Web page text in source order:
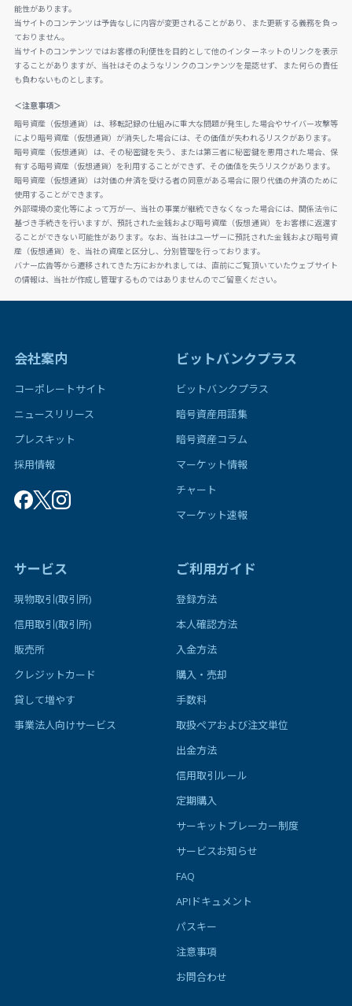
能性があります。
当サイトのコンテンツは予告なしに内容が変更されることがあり、また更新する義務を負っ
ておりません。
当サイトのコンテンツではお客様の利便性を目的として他のインターネットのリンクを表示
することがありますが、当社はそのようなリンクのコンテンツを是認せず、また何らの責任
も負わないものとします。
＜注意事項＞
暗号資産（仮想通貨）は、移転記録の仕組みに重大な問題が発生した場合やサイバー攻撃等
により暗号資産（仮想通貨）が消失した場合には、その価値が失われるリスクがあります。
暗号資産（仮想通貨）は、その秘密鍵を失う、または第三者に秘密鍵を悪用された場合、保
有する暗号資産（仮想通貨）を利用することができず、その価値を失うリスクがあります。
暗号資産（仮想通貨）は対価の弁済を受ける者の同意がある場合に限り代価の弁済のために
使用することができます。
外部環境の変化等によって万が一、当社の事業が継続できなくなった場合には、関係法令に
基づき手続きを行いますが、預託された金銭および暗号資産（仮想通貨）をお客様に返還す
ることができない可能性があります。なお、当社はユーザーに預託された金銭および暗号資
産（仮想通貨）を、当社の資産と区分し、分別管理を行っております。
バナー広告等から遷移されてきた方におかれましては、直前にご覧頂いていたウェブサイト
の情報は、当社が作成し管理するものではありませんのでご留意ください。
会社案内
コーポレートサイト
ニュースリリース
プレスキット
採用情報
ビットバンクプラス
ビットバンクプラス
暗号資産用語集
暗号資産コラム
マーケット情報
チャート
マーケット速報
サービス
現物取引(取引所)
信用取引(取引所)
販売所
クレジットカード
貸して増やす
事業法人向けサービス
ご利用ガイド
登録方法
本人確認方法
入金方法
購入・売却
手数料
取扱ペアおよび注文単位
出金方法
信用取引ルール
定期購入
サーキットブレーカー制度
サービスお知らせ
FAQ
APIドキュメント
パスキー
注意事項
お問合わせ